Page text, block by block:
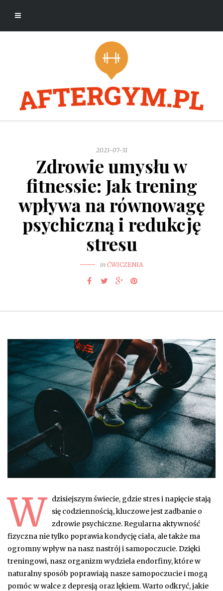
2021-07-31
Zdrowie umysłu w
fitnessie: Jak trening
wpływa na równowagę
psychiczną i redukcję
stresu
in ĆWICZENIA
W
dzisiejszym świecie, gdzie stres i napięcie stają
się codziennością, kluczowe jest zadbanie o
zdrowie psychiczne. Regularna aktywność
fizyczna nie tylko poprawia kondycję ciała, ale także ma
ogromny wpływ na nasz nastrój i samopoczucie. Dzięki
treningowi, nasz organizm wydziela endorfiny, które w
naturalny sposób poprawiają nasze samopoczucie i mogą
pomóc w walce z depresją oraz lękiem. Warto odkryć, jakie